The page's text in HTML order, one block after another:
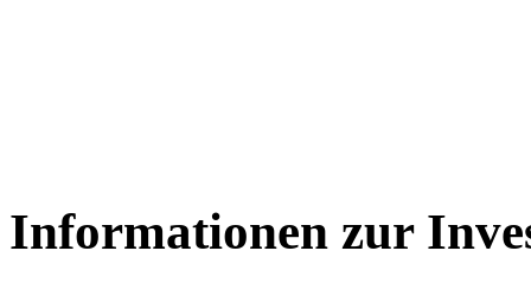
Informationen zur